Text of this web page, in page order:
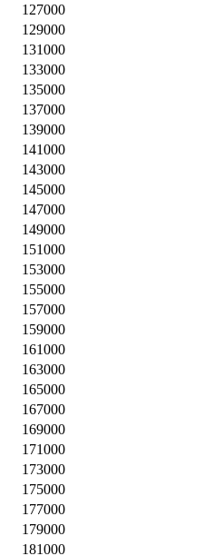
127000
129000
131000
133000
135000
137000
139000
141000
143000
145000
147000
149000
151000
153000
155000
157000
159000
161000
163000
165000
167000
169000
171000
173000
175000
177000
179000
181000